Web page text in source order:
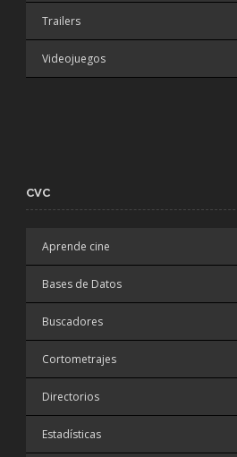
Trailers
Videojuegos
CVC
Aprende cine
Bases de Datos
Buscadores
Cortometrajes
Directorios
Estadísticas